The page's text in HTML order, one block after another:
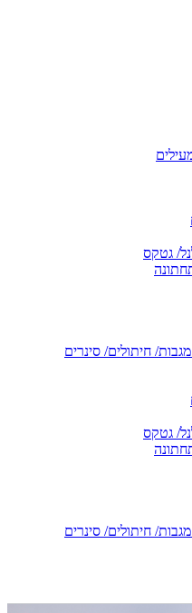
גטקס
חיתולים/ סינרים
גטקס
חיתולים/ סינרים